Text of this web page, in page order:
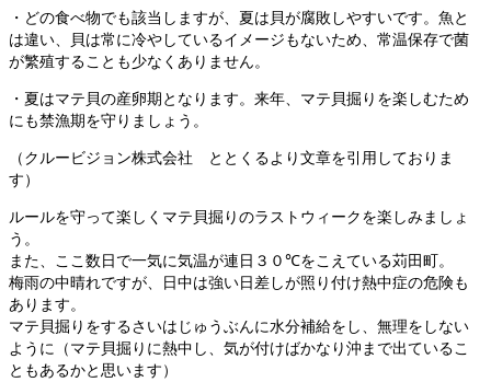
・どの食べ物でも該当しますが、夏は貝が腐敗しやすいです。魚と
は違い、貝は常に冷やしているイメージもないため、常温保存で菌
が繁殖することも少なくありません。
・夏はマテ貝の産卵期となります。来年、マテ貝掘りを楽しむため
にも禁漁期を守りましょう。
（クルービジョン株式会社 ととくるより文章を引用しておりま
す）
ルールを守って楽しくマテ貝掘りのラストウィークを楽しみましょ
う。
また、ここ数日で一気に気温が連日３０℃をこえている苅田町。
梅雨の中晴れですが、日中は強い日差しが照り付け熱中症の危険も
あります。
マテ貝掘りをするさいはじゅうぶんに水分補給をし、無理をしない
ように（マテ貝掘りに熱中し、気が付けばかなり沖まで出ているこ
ともあるかと思います）